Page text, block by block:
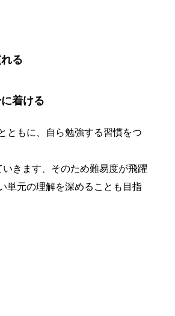
る
着ける
ともに、自ら勉強する習慣をつ
きます、そのため難易度が飛躍
単元の理解を深めることも目指